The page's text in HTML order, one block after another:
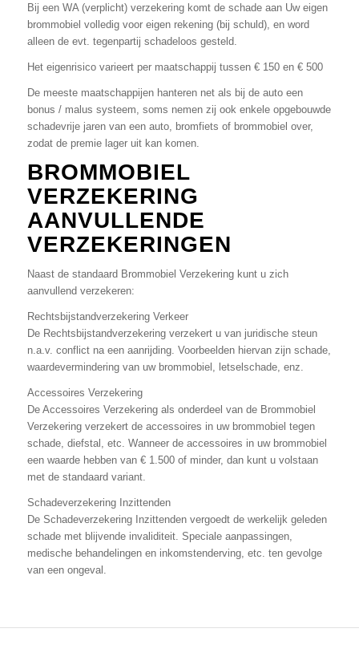
Bij een WA (verplicht) verzekering komt de schade aan Uw eigen
brommobiel volledig voor eigen rekening (bij schuld), en word
alleen de evt. tegenpartij schadeloos gesteld.
Het eigenrisico varieert per maatschappij tussen € 150 en € 500
De meeste maatschappijen hanteren net als bij de auto een
bonus / malus systeem, soms nemen zij ook enkele opgebouwde
schadevrije jaren van een auto, bromfiets of brommobiel over,
zodat de premie lager uit kan komen.
BROMMOBIEL
VERZEKERING
AANVULLENDE
VERZEKERINGEN
Naast de standaard Brommobiel Verzekering kunt u zich
aanvullend verzekeren:
Rechtsbijstandverzekering Verkeer
De Rechtsbijstandverzekering verzekert u van juridische steun
n.a.v. conflict na een aanrijding. Voorbeelden hiervan zijn schade,
waardevermindering van uw brommobiel, letselschade, enz.
Accessoires Verzekering
De Accessoires Verzekering als onderdeel van de Brommobiel
Verzekering verzekert de accessoires in uw brommobiel tegen
schade, diefstal, etc. Wanneer de accessoires in uw brommobiel
een waarde hebben van € 1.500 of minder, dan kunt u volstaan
met de standaard variant.
Schadeverzekering Inzittenden
De Schadeverzekering Inzittenden vergoedt de werkelijk geleden
schade met blijvende invaliditeit. Speciale aanpassingen,
medische behandelingen en inkomstenderving, etc. ten gevolge
van een ongeval.